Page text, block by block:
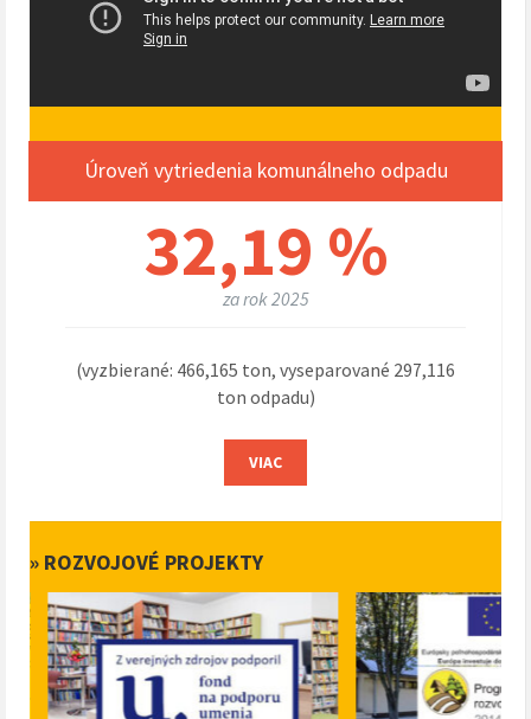
Úroveň vytriedenia komunálneho odpadu
32,19 %
za rok 2025
(vyzbierané: 466,165 ton, vyseparované 297,116
ton odpadu)
VIAC
» ROZVOJOVÉ PROJEKTY